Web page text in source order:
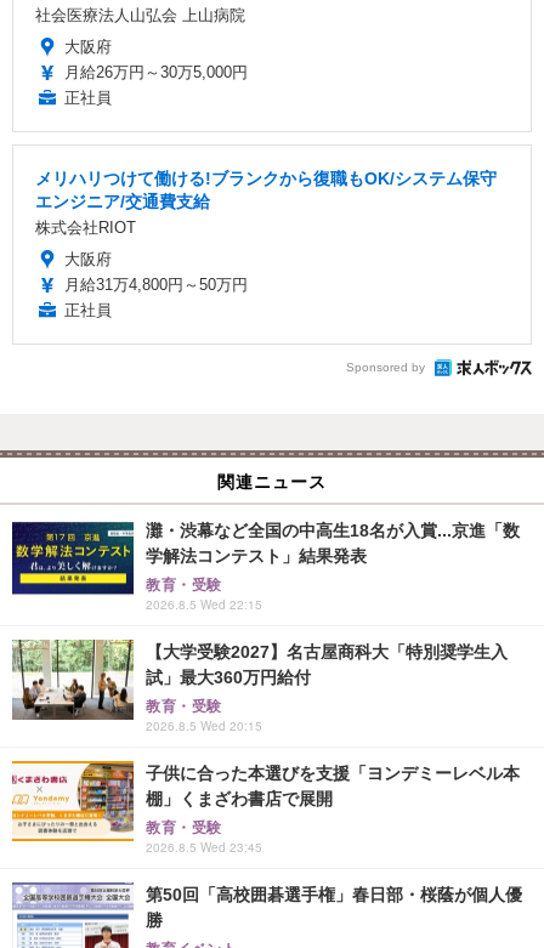
社会医療法人山弘会 上山病院
大阪府
月給26万円～30万5,000円
正社員
メリハリつけて働ける!ブランクから復職もOK/システム保守
エンジニア/交通費支給
株式会社RIOT
大阪府
月給31万4,800円～50万円
正社員
Sponsored by
関連ニュース
灘・渋幕など全国の中高生18名が入賞...京進「数
学解法コンテスト」結果発表
教育・受験
2026.8.5 Wed 22:15
【大学受験2027】名古屋商科大「特別奨学生入
試」最大360万円給付
教育・受験
2026.8.5 Wed 20:15
子供に合った本選びを支援「ヨンデミーレベル本
棚」くまざわ書店で展開
教育・受験
2026.8.5 Wed 23:45
第50回「高校囲碁選手権」春日部・桜蔭が個人優
勝